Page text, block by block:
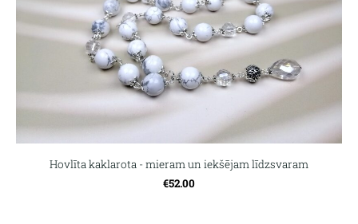
Hovlīta kaklarota - mieram un iekšējam līdzsvaram
€52.00